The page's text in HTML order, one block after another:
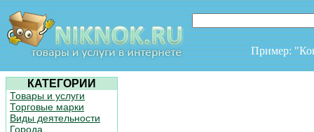
Пример:
КАТЕГОРИИ
Товары и услуги
Торговые марки
Виды деятельности
Города